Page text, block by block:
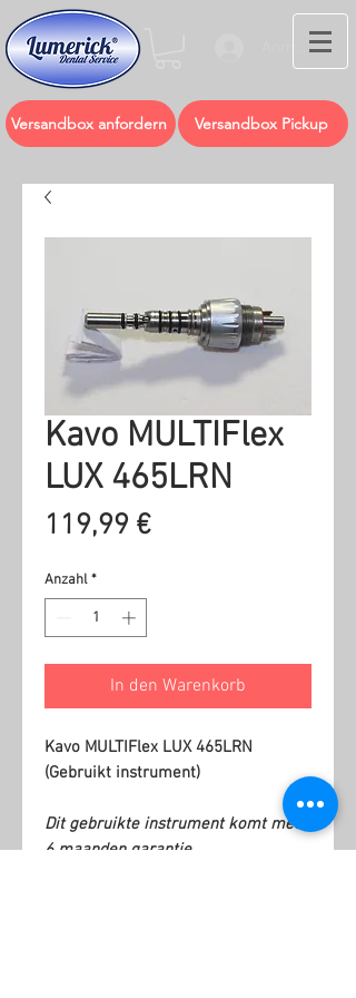
Anmelden
Versandbox anfordern Versandbox Pickup
Kavo MULTIFlex
LUX 465LRN
119,99 €Preis
Anzahl *
In den Warenkorb
Kavo MULTIFlex LUX 465LRN
(Gebruikt instrument)
Dit gebruikte instrument komt met
6 maanden garantie.